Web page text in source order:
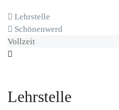
Lehrstelle
Schönenwerd
Vollzeit
Lehrstelle